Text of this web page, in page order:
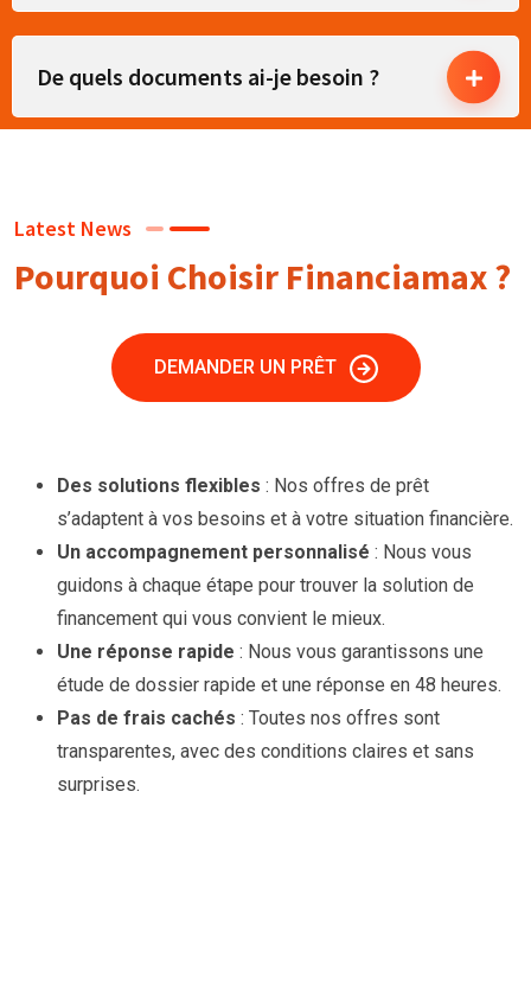
De quels documents ai-je besoin ?
Latest News
Pourquoi Choisir Financiamax ?
DEMANDER UN PRÊT
Des solutions flexibles : Nos offres de prêt
s’adaptent à vos besoins et à votre situation financière.
Un accompagnement personnalisé : Nous vous
guidons à chaque étape pour trouver la solution de
financement qui vous convient le mieux.
Une réponse rapide : Nous vous garantissons une
étude de dossier rapide et une réponse en 48 heures.
Pas de frais cachés : Toutes nos offres sont
transparentes, avec des conditions claires et sans
surprises.